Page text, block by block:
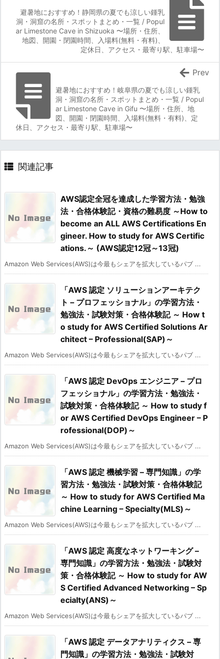
避暑地におすすめ！静岡県の夏でも涼しい鍾乳
洞・洞窟の名所・スポットまとめ・一覧 / Popul
ar Limestone Cave in Shizuoka 〜場所・住所、
地図、開園・閉園時間、入場料(無料・有料)、
定休日、アクセス・最寄り駅、駐車場〜
避暑地におすすめ！岐阜県の夏でも涼しい鍾乳
洞・洞窟の名所・スポットまとめ・一覧 / Popul
ar Limestone Cave in Gifu 〜場所・住所、地
図、開園・閉園時間、入場料(無料・有料)、定
休日、アクセス・最寄り駅、駐車場〜
Prev
関連記事
AWS認定全冠を達成した学習方法・勉強
法・合格体験記・資格の難易度 ～How to
become an ALL AWS Certifications En
gineer. How to study for AWS Certific
ations.～ (AWS認定12冠～13冠)
Amazon Web Services(AWS)は今最もシェアを拡大しているパブ ...
「AWS 認定 ソリューションアーキテク
ト – プロフェッショナル」の学習方法・
勉強法・試験対策・合格体験記 ～ How t
o study for AWS Certified Solutions Ar
chitect – Professional(SAP)～
Amazon Web Services(AWS)は今最もシェアを拡大しているパブ ...
「AWS 認定 DevOps エンジニア – プロ
フェッショナル」の学習方法・勉強法・
試験対策・合格体験記 ～ How to study f
or AWS Certified DevOps Engineer – P
rofessional(DOP)～
Amazon Web Services(AWS)は今最もシェアを拡大しているパブ ...
「AWS 認定 機械学習 – 専門知識」の学
習方法・勉強法・試験対策・合格体験記
～ How to study for AWS Certified Ma
chine Learning – Specialty(MLS)～
Amazon Web Services(AWS)は今最もシェアを拡大しているパブ ...
「AWS 認定 高度なネットワーキング –
専門知識」の学習方法・勉強法・試験対
策・合格体験記 ～ How to study for AW
S Certified Advanced Networking – Sp
ecialty(ANS)～
Amazon Web Services(AWS)は今最もシェアを拡大しているパブ ...
「AWS 認定 データアナリティクス – 専
門知識」の学習方法・勉強法・試験対